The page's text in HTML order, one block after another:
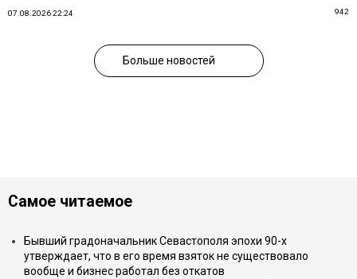
07.08.2026 22:24 942
Больше новостей
Самое читаемое
Бывший градоначальник Севастополя эпохи 90-х
утверждает, что в его время взяток не существовало
вообще и бизнес работал без откатов